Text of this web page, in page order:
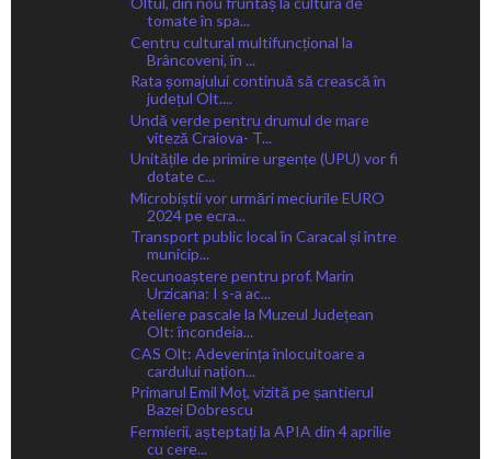
tomate în spa...
Centru cultural multifuncțional la
Brâncoveni, în ...
Rata șomajului continuă să crească în
județul Olt....
Undă verde pentru drumul de mare
viteză Craiova- T...
Unitățile de primire urgențe (UPU) vor fi
dotate c...
Microbiștii vor urmări meciurile EURO
2024 pe ecra...
Transport public local în Caracal și între
municip...
Recunoaștere pentru prof. Marin
Urzicana: I s-a ac...
Ateliere pascale la Muzeul Județean
Olt: încondeia...
CAS Olt: Adeverința înlocuitoare a
cardului națion...
Primarul Emil Moț, vizită pe șantierul
Bazei Dobrescu
Fermierii, așteptați la APIA din 4 aprilie
cu cere...